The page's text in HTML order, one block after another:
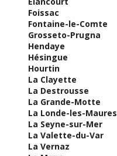
Foissac
Fontaine-le-Comte
Grosseto-Prugna
Hendaye
Hésingue
Hourtin
La Clayette
La Destrousse
La Grande-Motte
La Londe-les-Maures
La Seyne-sur-Mer
La Valette-du-Var
La Vernaz